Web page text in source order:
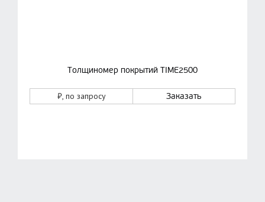
Толщиномер покрытий TIME2500
₽, по запросу Заказать